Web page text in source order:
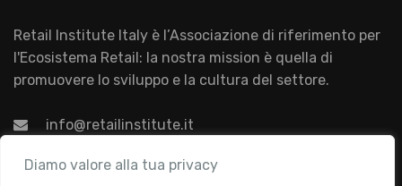
Diamo valore alla tua privacy
Retail Institute Italy è l’Associazione di riferimento per
l'Ecosistema Retail: la nostra mission è quella di
promuovere lo sviluppo e la cultura del settore.
info@retailinstitute.it
Associazione